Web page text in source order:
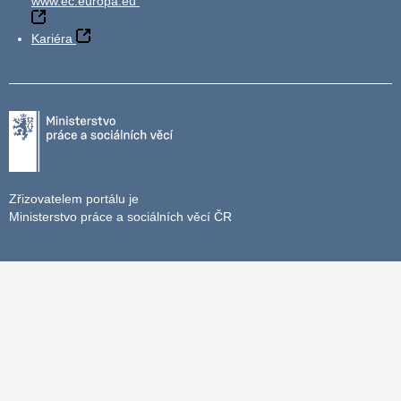
Kariéra
Zřizovatelem portálu je
Ministerstvo práce a sociálních věcí ČR